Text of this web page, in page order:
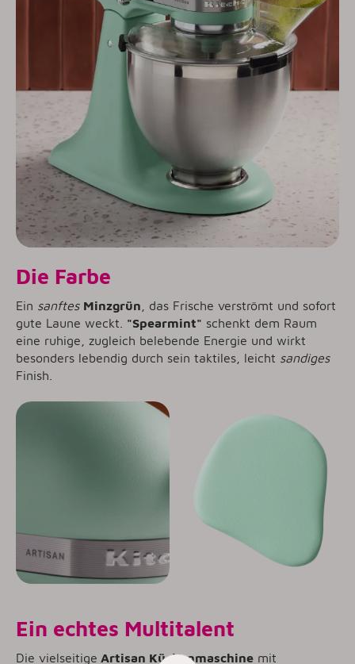
Die Farbe
Ein sanftes Minzgrün , das Frische verströmt und sofort
gute Laune weckt. "Spearmint" schenkt dem Raum
eine ruhige, zugleich belebende Energie und wirkt
besonders lebendig durch sein taktiles, leicht sandiges
Finish.
Ein echtes Multitalent
Die vielseitige Artisan Küchenmaschine mit